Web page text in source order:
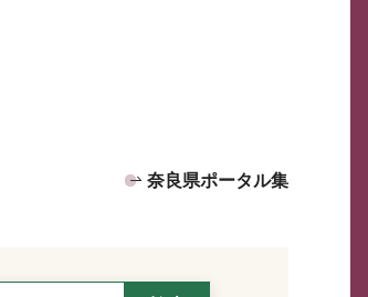
奈良県ポータル集